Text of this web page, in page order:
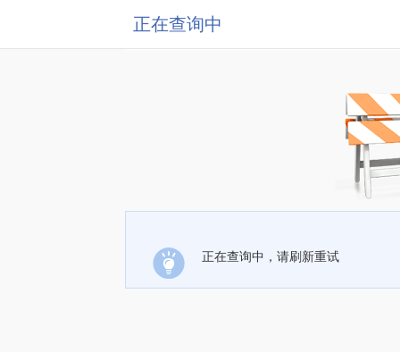
正在查询中
正在查询中，请刷新重试